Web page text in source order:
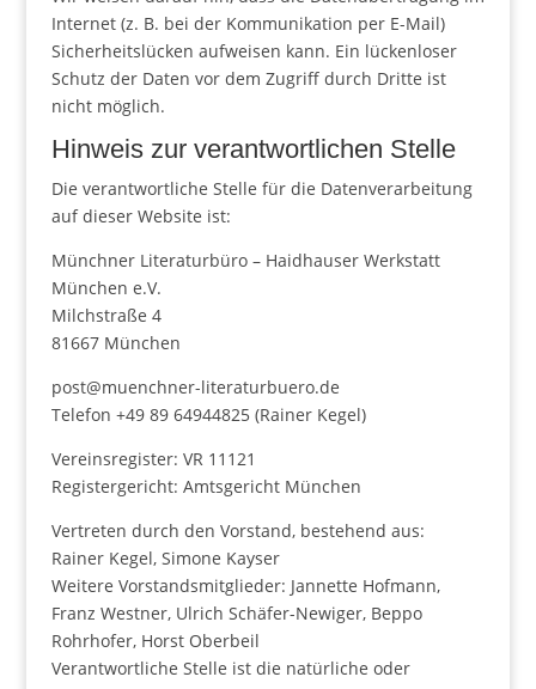
Internet (z. B. bei der Kommunikation per E-Mail)
Sicherheitslücken aufweisen kann. Ein lückenloser
Schutz der Daten vor dem Zugriff durch Dritte ist
nicht möglich.
Hinweis zur verantwortlichen Stelle
Die verantwortliche Stelle für die Datenverarbeitung
auf dieser Website ist:
Münchner Literaturbüro – Haidhauser Werkstatt
München e.V.
Milchstraße 4
81667 München
post@muenchner-literaturbuero.de
Telefon +49 89 64944825 (Rainer Kegel)
Vereinsregister: VR 11121
Registergericht: Amtsgericht München
Vertreten durch den Vorstand, bestehend aus:
Rainer Kegel, Simone Kayser
Weitere Vorstandsmitglieder: Jannette Hofmann,
Franz Westner, Ulrich Schäfer-Newiger, Beppo
Rohrhofer, Horst Oberbeil
Verantwortliche Stelle ist die natürliche oder